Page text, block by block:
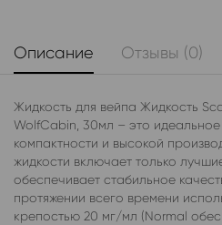
Описание Отзывы (0)
Жидкость для вейпа Жидкость
WolfCabin, 30мл – это идеальное
компактности и высокой
жидкости включает только
обеспечивает стабильное
протяжении всего времени
крепостью 20 мг/мл (Normal